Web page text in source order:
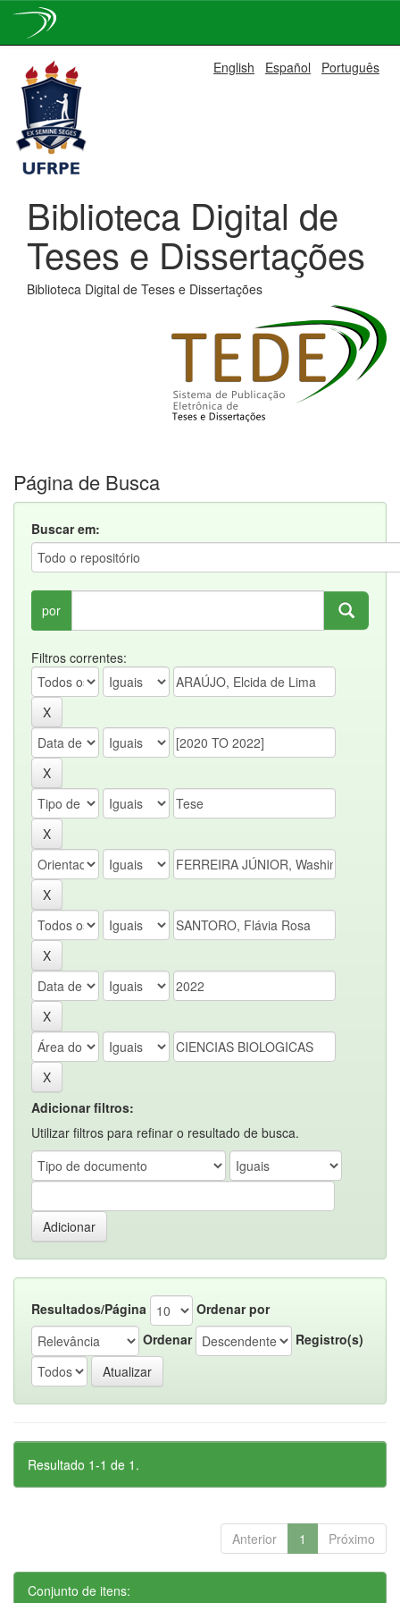
navigation
English Español Português
Biblioteca Digital de
Teses e Dissertações
Biblioteca Digital de Teses e Dissertações
Página de Busca
Buscar em:
por
Filtros correntes:
Adicionar filtros:
Utilizar filtros para refinar o resultado de busca.
Resultados/Página
Ordenar por
Ordenar
Registro(s)
Resultado 1-1 de 1.
Anterior 1 Próximo
Conjunto de itens: